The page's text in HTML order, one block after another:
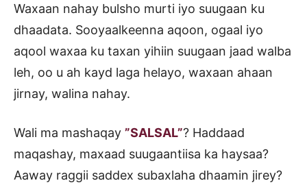
Waxaan nahay bulsho murti iyo suugaan ku
dhaadata. Sooyaalkeenna aqoon, ogaal iyo
aqool waxaa ku taxan yihiin suugaan jaad walba
leh, oo u ah kayd laga helayo, waxaan ahaan
jirnay, walina nahay.
Wali ma mashaqay ”SALSAL”? Haddaad
maqashay, maxaad suugaantiisa ka haysaa?
Aaway raggii saddex subaxlaha dhaamin jirey?